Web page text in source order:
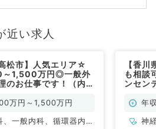
近い求人
松市】人気エリア☆
～1,500万円◎一般外
のお仕事です！（内科
万円～1,500万円
、一般内科、循環器内
【香
も相談
ンセン
問診年
神